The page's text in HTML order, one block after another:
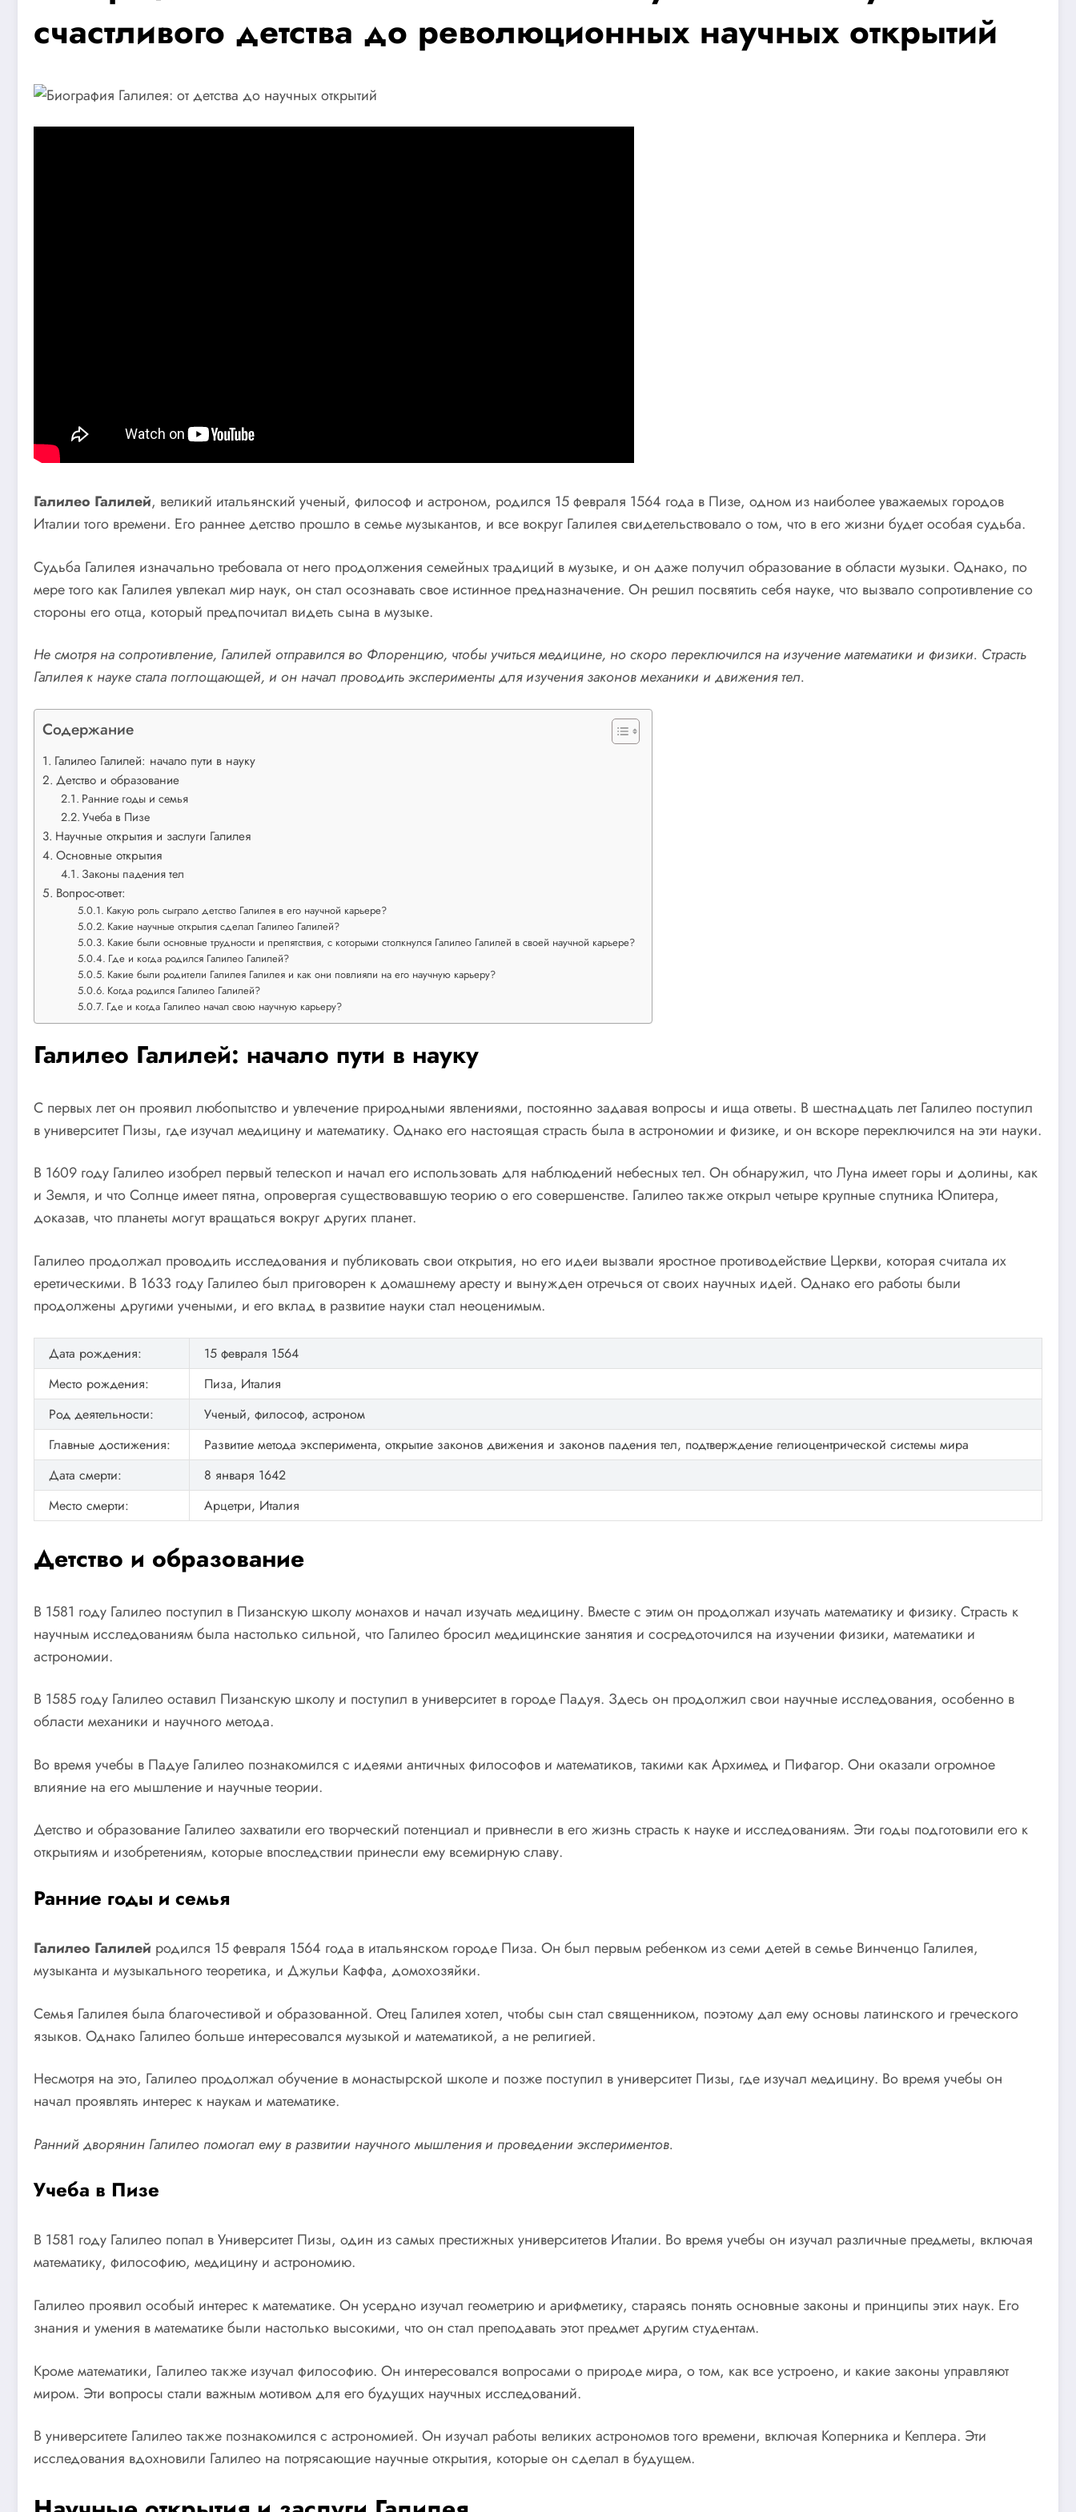
счастливого детства до революционных научных открытий
Галилео Галилей, великий итальянский ученый, философ и астроном, родился 15 февраля 1564 года в Пизе, одном из наиболее уважаемых городов
Италии того времени. Его раннее детство прошло в семье музыкантов, и все вокруг Галилея свидетельствовало о том, что в его жизни будет особая судьба.
Судьба Галилея изначально требовала от него продолжения семейных традиций в музыке, и он даже получил образование в области музыки. Однако, по
мере того как Галилея увлекал мир наук, он стал осознавать свое истинное предназначение. Он решил посвятить себя науке, что вызвало сопротивление со
стороны его отца, который предпочитал видеть сына в музыке.
Не смотря на сопротивление, Галилей отправился во Флоренцию, чтобы учиться медицине, но скоро переключился на изучение математики и физики. Страсть
Галилея к науке стала поглощающей, и он начал проводить эксперименты для изучения законов механики и движения тел.
Содержание
Галилео Галилей: начало пути в науку
Детство и образование
Ранние годы и семья
Учеба в Пизе
Научные открытия и заслуги Галилея
Основные открытия
Законы падения тел
Вопрос-ответ:
Какую роль сыграло детство Галилея в его научной карьере?
Какие научные открытия сделал Галилео Галилей?
Какие были основные трудности и препятствия, с которыми столкнулся Галилео Галилей в своей научной карьере?
Где и когда родился Галилео Галилей?
Какие были родители Галилея Галилея и как они повлияли на его научную карьеру?
Когда родился Галилео Галилей?
Где и когда Галилео начал свою научную карьеру?
Галилео Галилей: начало пути в науку
С первых лет он проявил любопытство и увлечение природными явлениями, постоянно задавая вопросы и ища ответы. В шестнадцать лет Галилео поступил
в университет Пизы, где изучал медицину и математику. Однако его настоящая страсть была в астрономии и физике, и он вскоре переключился на эти науки.
В 1609 году Галилео изобрел первый телескоп и начал его использовать для наблюдений небесных тел. Он обнаружил, что Луна имеет горы и долины, как
и Земля, и что Солнце имеет пятна, опровергая существовавшую теорию о его совершенстве. Галилео также открыл четыре крупные спутника Юпитера,
доказав, что планеты могут вращаться вокруг других планет.
Галилео продолжал проводить исследования и публиковать свои открытия, но его идеи вызвали яростное противодействие Церкви, которая считала их
еретическими. В 1633 году Галилео был приговорен к домашнему аресту и вынужден отречься от своих научных идей. Однако его работы были
продолжены другими учеными, и его вклад в развитие науки стал неоценимым.
Дата рождения:
15 февраля 1564
Место рождения:
Пиза, Италия
Род деятельности:
Ученый, философ, астроном
Главные достижения:
Развитие метода эксперимента, открытие законов движения и законов падения тел, подтверждение гелиоцентрической системы мира
Дата смерти:
8 января 1642
Место смерти:
Арцетри, Италия
Детство и образование
В 1581 году Галилео поступил в Пизанскую школу монахов и начал изучать медицину. Вместе с этим он продолжал изучать математику и физику. Страсть к
научным исследованиям была настолько сильной, что Галилео бросил медицинские занятия и сосредоточился на изучении физики, математики и
астрономии.
В 1585 году Галилео оставил Пизанскую школу и поступил в университет в городе Падуя. Здесь он продолжил свои научные исследования, особенно в
области механики и научного метода.
Во время учебы в Падуе Галилео познакомился с идеями античных философов и математиков, такими как Архимед и Пифагор. Они оказали огромное
влияние на его мышление и научные теории.
Детство и образование Галилео захватили его творческий потенциал и привнесли в его жизнь страсть к науке и исследованиям. Эти годы подготовили его к
открытиям и изобретениям, которые впоследствии принесли ему всемирную славу.
Ранние годы и семья
Галилео Галилей родился 15 февраля 1564 года в итальянском городе Пиза. Он был первым ребенком из семи детей в семье Винченцо Галилея,
музыканта и музыкального теоретика, и Джульи Каффа, домохозяйки.
Семья Галилея была благочестивой и образованной. Отец Галилея хотел, чтобы сын стал священником, поэтому дал ему основы латинского и греческого
языков. Однако Галилео больше интересовался музыкой и математикой, а не религией.
Несмотря на это, Галилео продолжал обучение в монастырской школе и позже поступил в университет Пизы, где изучал медицину. Во время учебы он
начал проявлять интерес к наукам и математике.
Ранний дворянин Галилео помогал ему в развитии научного мышления и проведении экспериментов.
Учеба в Пизе
В 1581 году Галилео попал в Университет Пизы, один из самых престижных университетов Италии. Во время учебы он изучал различные предметы, включая
математику, философию, медицину и астрономию.
Галилео проявил особый интерес к математике. Он усердно изучал геометрию и арифметику, стараясь понять основные законы и принципы этих наук. Его
знания и умения в математике были настолько высокими, что он стал преподавать этот предмет другим студентам.
Кроме математики, Галилео также изучал философию. Он интересовался вопросами о природе мира, о том, как все устроено, и какие законы управляют
миром. Эти вопросы стали важным мотивом для его будущих научных исследований.
В университете Галилео также познакомился с астрономией. Он изучал работы великих астрономов того времени, включая Коперника и Кеплера. Эти
исследования вдохновили Галилео на потрясающие научные открытия, которые он сделал в будущем.